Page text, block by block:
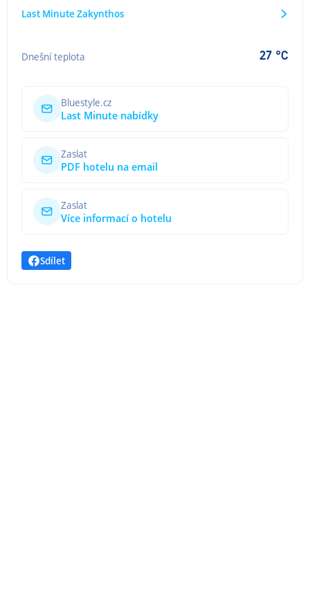
Last Minute Zakynthos
Dnešní teplota 27 °C
Bluestyle.cz
Last Minute nabídky
Zaslat
PDF hotelu na email
Zaslat
Více informací o hotelu
Sdílet